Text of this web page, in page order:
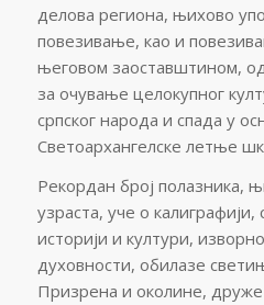
делова региона, њихово
повезивање, као и
његовом заоставштином,
за очување целокупног
српског народа и спада у
Светоархангелске летње
Рекордан број полазника,
узраста, уче о
историји и култури,
духовности, обилазе
Призрена и околине, друже